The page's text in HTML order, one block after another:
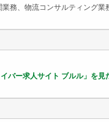
務、物流コンサルティング業
バー求人サイト ブルル」を見